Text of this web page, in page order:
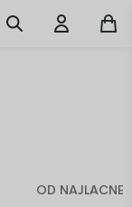
OD